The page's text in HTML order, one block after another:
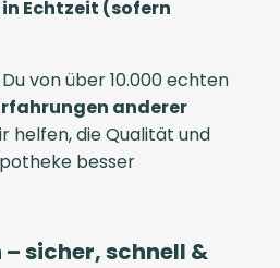
Echtzeit (sofern
von über 10.000 echten
anderer
helfen, die Qualität und
besser
sicher, schnell &